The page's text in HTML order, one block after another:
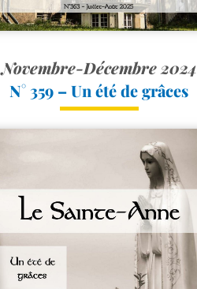
Novembre-Décembre 2024
N° 359 – Un été de grâces